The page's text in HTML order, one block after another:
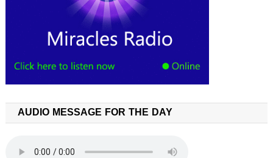
AUDIO MESSAGE FOR THE DAY